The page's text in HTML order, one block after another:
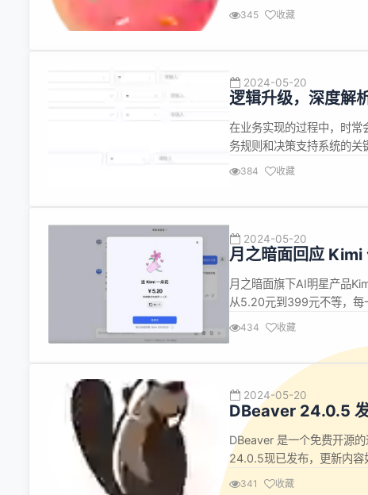
提倡： 克制、简洁、高效
345 收藏
2024-05-20
逻辑升级，深度解
在业务实现的过程中，时常
务规则和决策支持系统的关
产平台都有在使用。并且
384 收藏
2024-05-20
月之暗面回应 Kimi
月之暗面旗下AI明星产品
从5.20元到399元不等，每
Kimi送一朵花，高峰期优
434 收藏
2024-05-20
DBeaver 24.0.5
DBeaver 是一个免费开源
24.0.5现已发布，更新内容
line is statement
341 收藏